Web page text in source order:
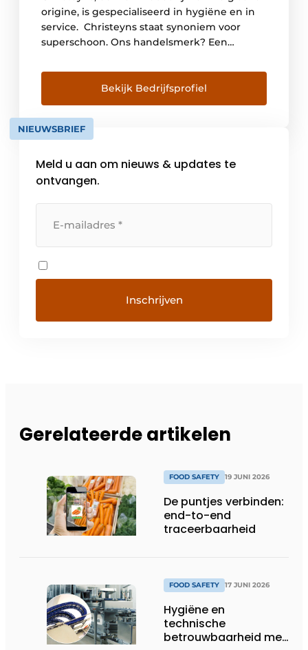
origine, is gespecialiseerd in hygiëne en in
service. Christeyns staat synoniem voor
superschoon. Ons handelsmerk? Een
producten, betrouwbare apparatuur en een
flexibele service op maat van de klant. Onze
portfolio omvat producten voor de
professionele textielverzorging, de
voedingsindustrie, de professionele
gezondheidszorg. Het basiselement? […]
Bekijk Bedrijfsprofiel
NIEUWSBRIEF
Meld u aan om nieuws & updates te
ontvangen.
Gerelateerde artikelen
FOOD SAFETY 19 JUNI 2026
De puntjes verbinden:
end-to-end
traceerbaarheid
FOOD SAFETY 17 JUNI 2026
Hygiëne en
technische
betrouwbaarheid met